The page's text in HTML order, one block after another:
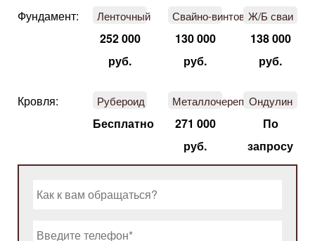
Фундамент: Ленточный
252 000
руб.
Свайно-винтовой
130 000
руб.
Ж/Б сваи
138 000
руб.
Кровля: Рубероид
Бесплатно
Металлочерепица
271 000
руб.
Ондулин
По
запросу